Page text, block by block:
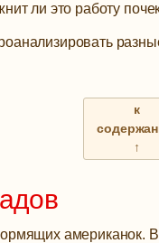
ли это работу
к
↑
американок. В